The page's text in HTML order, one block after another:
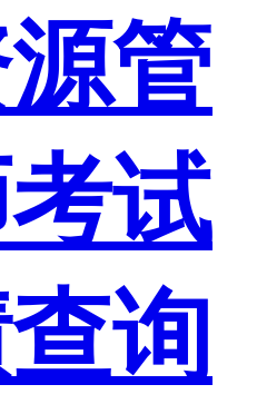
管
试
询